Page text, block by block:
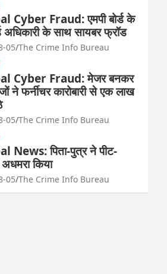
Cyber Fraud: एमपी बोर्ड के
अधिकारी के साथ सायबर फ्रॉड
05 The Crime Info Bureau
Cyber Fraud: मेजर बनकर
ने फर्नीचर कारोबारी से एक लाख
05 The Crime Info Bureau
News: पिता-पुत्र ने पीट-
किया
05 The Crime Info Bureau